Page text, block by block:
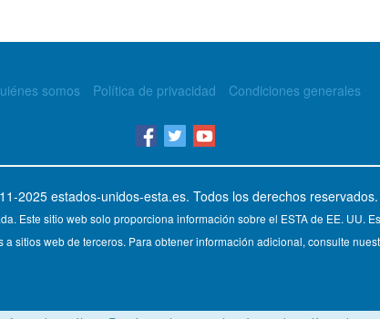
somos Política de privacidad Condiciones generales
2025 estados-unidos-esta.es. Todos los derechos reservados.
Este sitio web solo proporciona información sobre el ESTA de EE. UU.
a sitios web de terceros. Para obtener información adicional, consulte